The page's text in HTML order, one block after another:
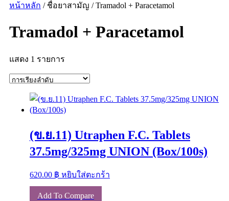
หน้าหลัก / ชื่อยาสามัญ / Tramadol + Paracetamol
Tramadol + Paracetamol
แสดง 1 รายการ
(ข.ย.11) Utraphen F.C. Tablets
37.5mg/325mg UNION (Box/100s)
620.00 ฿ หยิบใส่ตะกร้า
Add To Compare